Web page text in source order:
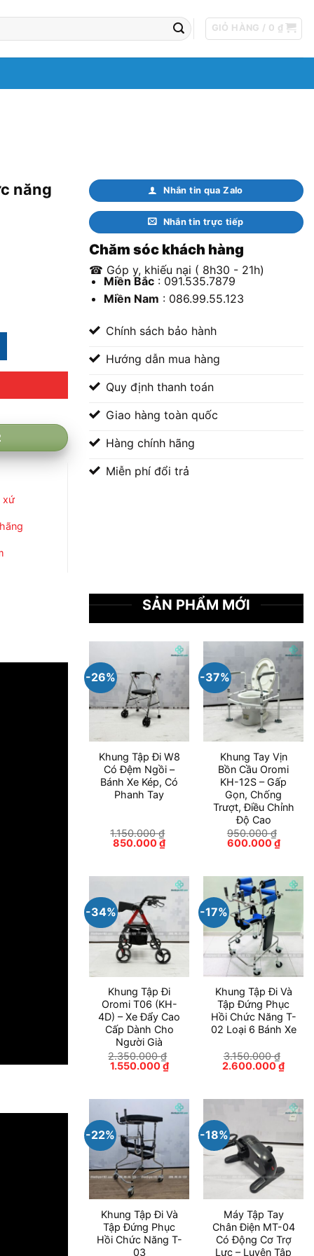
GIỎ HÀNG / 0 ₫
năng
₫.
II) số lượng
xứ
Nhắn tin qua Zalo
Nhắn tin trực tiếp
Chăm sóc khách hàng
☎ Góp y, khiếu nại ( 8h30 - 21h)
Miền Bắc: 091.535.7879
Miền Nam : 086.99.55.123
Chính sách bảo hành
Hướng dẫn mua hàng
Quy định thanh toán
Giao hàng toàn quốc
Hàng chính hãng
Miễn phí đổi trả
SẢN PHẨM MỚI
-26%
Khung Tập Đi W8
Có Đệm Ngồi –
Bánh Xe Kép, Có
Phanh Tay
1.150.000₫
Giá
850.000₫Giá
850.000 ₫.
-37%
Khung Tay Vịn
Bồn Cầu Oromi
KH-12S – Gấp
Gọn, Chống
Trượt, Điều Chỉnh
Độ Cao
950.000₫
Giá
600.000₫Giá
hiện
-34%
Khung Tập Đi
Oromi T06 (KH-
4D) – Xe Đẩy Cao
Cấp Dành Cho
Người Già
2.350.000₫
Giá
1.550.000₫Giá
hiện
1.550.000 ₫.
-17%
Khung Tập Đi Và
Tập Đứng Phục
Hồi Chức Năng T-
02 Loại 6 Bánh Xe
3.150.000₫
Giá
2.600.000₫Giá
-22%
Khung Tập Đi Và
Tập Đứng Phục
Hồi Chức Năng T-
03
-18%
Máy Tập Tay
Chân Điện MT-04
Có Động Cơ Trợ
Lực – Luyện Tập